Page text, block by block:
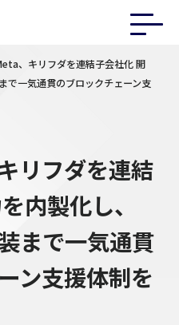
、キリフダを連結子会社化 開
で一気通貫のブロックチェーン支
リフダを連結
内製化し、
まで一気通貫
ン支援体制を